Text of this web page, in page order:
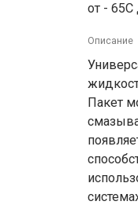
от - 65С
Описание
Пакет